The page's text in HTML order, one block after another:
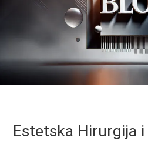
Estetska Hirurgija